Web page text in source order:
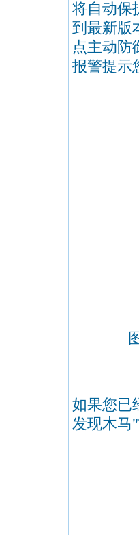
将自动保
到最新版
点主动防
报警提示
如果您已
发现木马